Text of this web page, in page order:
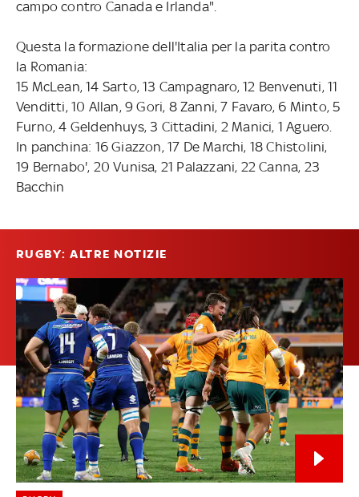
campo contro Canada e Irlanda".
Questa la formazione dell'Italia per la parita contro
la Romania:
15 McLean, 14 Sarto, 13 Campagnaro, 12 Benvenuti, 11
Venditti, 10 Allan, 9 Gori, 8 Zanni, 7 Favaro, 6 Minto, 5
Furno, 4 Geldenhuys, 3 Cittadini, 2 Manici, 1 Aguero.
In panchina: 16 Giazzon, 17 De Marchi, 18 Chistolini,
19 Bernabo', 20 Vunisa, 21 Palazzani, 22 Canna, 23
Bacchin
RUGBY: ALTRE NOTIZIE